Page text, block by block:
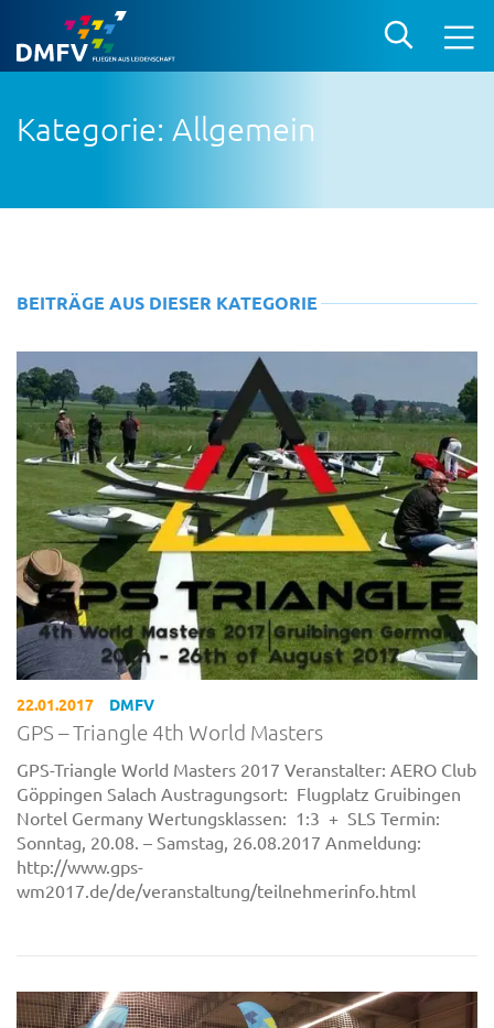
Kategorie: Allgemein
BEITRÄGE AUS DIESER KATEGORIE
22.01.2017 DMFV
GPS – Triangle 4th World Masters
GPS-Triangle World Masters 2017 Veranstalter: AERO Club
Göppingen Salach Austragungsort: Flugplatz Gruibingen
Nortel Germany Wertungsklassen: 1:3 + SLS Termin:
Sonntag, 20.08. – Samstag, 26.08.2017 Anmeldung:
http://www.gps-
wm2017.de/de/veranstaltung/teilnehmerinfo.html